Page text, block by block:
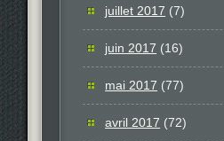
juillet 2017 (7)
juin 2017 (16)
mai 2017 (77)
avril 2017 (72)